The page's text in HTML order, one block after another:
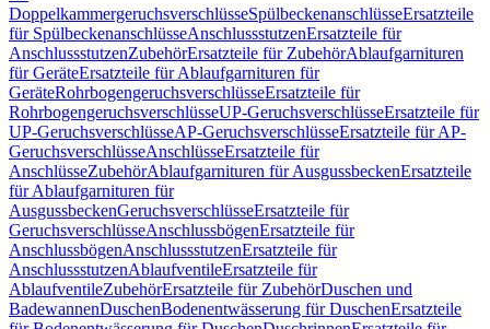
DoppelkammergeruchsverschlüsseSpülbeckenanschlüsseErsatzteile
für SpülbeckenanschlüsseAnschlussstutzenErsatzteile für
AnschlussstutzenZubehörErsatzteile für ZubehörAblaufgarnituren
für GeräteErsatzteile für Ablaufgarnituren für
GeräteRohrbogengeruchsverschlüsseErsatzteile für
RohrbogengeruchsverschlüsseUP-GeruchsverschlüsseErsatzteile für
UP-GeruchsverschlüsseAP-GeruchsverschlüsseErsatzteile für AP-
GeruchsverschlüsseAnschlüsseErsatzteile für
AnschlüsseZubehörAblaufgarnituren für AusgussbeckenErsatzteile
für Ablaufgarnituren für
AusgussbeckenGeruchsverschlüsseErsatzteile für
GeruchsverschlüsseAnschlussbögenErsatzteile für
AnschlussbögenAnschlussstutzenErsatzteile für
AnschlussstutzenAblaufventileErsatzteile für
AblaufventileZubehörErsatzteile für ZubehörDuschen und
BadewannenDuschenBodenentwässerung für DuschenErsatzteile